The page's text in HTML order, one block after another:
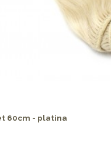
60cm - platina